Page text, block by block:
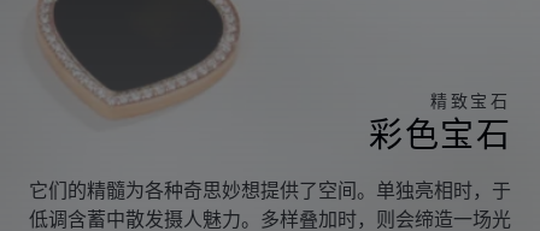
精致宝石
彩色宝石
它们的精髓为各种奇思妙想提供了空间。单独亮相时，于
低调含蓄中散发摄人魅力。多样叠加时，则会缔造一场光